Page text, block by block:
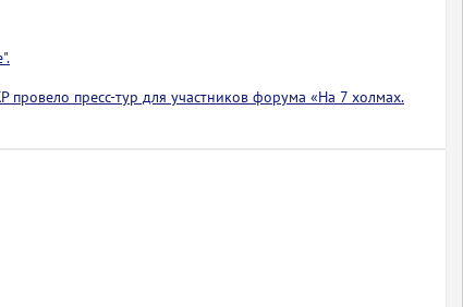
провело пресс-тур для участников форума «На 7 холмах.